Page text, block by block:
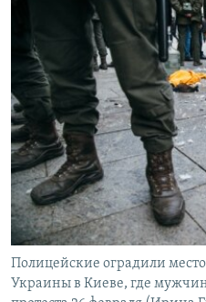
Полицейские оградили
Украины в Киеве, где